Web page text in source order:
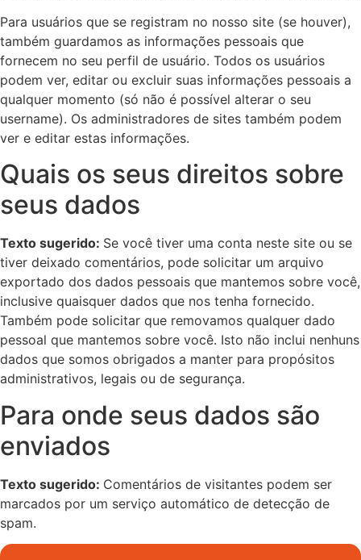
Para usuários que se registram no nosso site (se houver),
também guardamos as informações pessoais que
fornecem no seu perfil de usuário. Todos os usuários
podem ver, editar ou excluir suas informações pessoais a
qualquer momento (só não é possível alterar o seu
username). Os administradores de sites também podem
ver e editar estas informações.
Quais os seus direitos sobre
seus dados
Texto sugerido: Se você tiver uma conta neste site ou se
tiver deixado comentários, pode solicitar um arquivo
exportado dos dados pessoais que mantemos sobre você,
inclusive quaisquer dados que nos tenha fornecido.
Também pode solicitar que removamos qualquer dado
pessoal que mantemos sobre você. Isto não inclui nenhuns
dados que somos obrigados a manter para propósitos
administrativos, legais ou de segurança.
Para onde seus dados são
enviados
Texto sugerido: Comentários de visitantes podem ser
marcados por um serviço automático de detecção de
spam.